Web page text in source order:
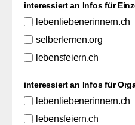
interessiert an Infos für
lebenliebenerinnern.ch
selberlernen.org
lebensfeiern.ch
interessiert an Infos für
lebenliebenerinnern.ch
lebensfeiern.ch